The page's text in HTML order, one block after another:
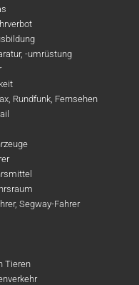
-umrüstung
Rundfunk, Fernsehen
Segway-Fahrer
Tieren